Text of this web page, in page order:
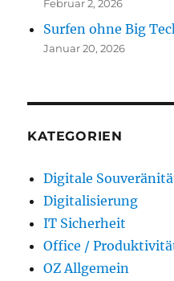
Februar 2, 2026
Surfen ohne Big
Januar 20, 2026
KATEGORIEN
Digitale
Digitalisierung
IT Sicherheit
Office /
OZ Allgemein